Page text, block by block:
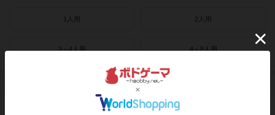
1人用 2人用
3～4人用 4～8人用